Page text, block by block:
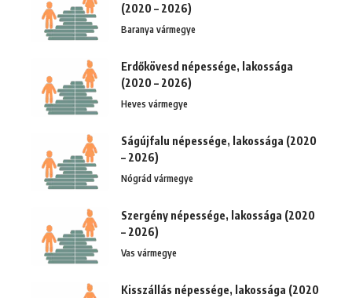
(2020 – 2026)
Baranya vármegye
Erdőkövesd népessége, lakossága
(2020 – 2026)
Heves vármegye
Ságújfalu népessége, lakossága (2020
– 2026)
Nógrád vármegye
Szergény népessége, lakossága (2020
– 2026)
Vas vármegye
Kisszállás népessége, lakossága (2020